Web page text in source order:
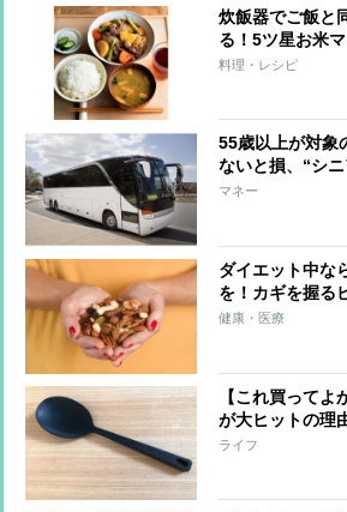
炊飯器でご飯と
る！5ツ星お米
「一発定食」
料理・レシピ
55歳以上が対象
ないと損、“シ
い物がお得に
マネー
ダイエット中な
を！カギを握る
理栄養士が解説
健康・医療
【これ買って
が大ヒットの理
の『シリコーン
ライフ